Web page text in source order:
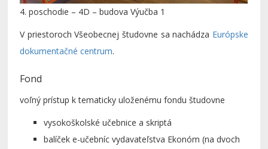
4. poschodie – 4D – budova Výučba 1
V priestoroch Všeobecnej študovne sa nachádza Európske
dokumentačné centrum.
Fond
voľný prístup k tematicky uloženému fondu študovne
vysokoškolské učebnice a skriptá
balíček e-učebníc vydavateľstva Ekonóm (na dvoch